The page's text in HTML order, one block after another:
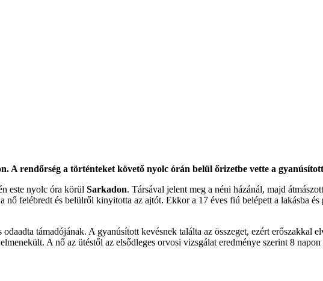
A rendőrség a történteket követő nyolc órán belül őrizetbe vette a
este nyolc óra körül Sarkadon. Társával jelent meg a néni házánál, majd
felébredt és belülről kinyitotta az ajtót. Ekkor a 17 éves fiú belépett a lakásba
támadójának. A gyanúsított kevésnek találta az összeget, ezért erőszakkal
A nő az ütéstől az elsődleges orvosi vizsgálat eredménye szerint 8